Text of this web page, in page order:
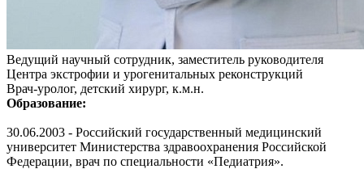
Ведущий научный сотрудник, заместитель руководителя
Центра экстрофии и урогенитальных реконструкций
Врач-уролог, детский хирург, к.м.н.
Образование:
30.06.2003 - Российский государственный медицинский
университет Министерства здравоохранения Российской
Федерации, врач по специальности «Педиатрия».